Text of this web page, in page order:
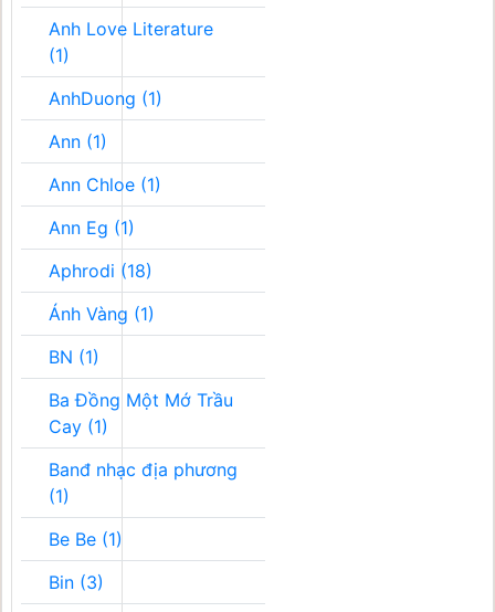
Anh Love Literature
(1)
AnhDuong (1)
Ann (1)
Ann Chloe (1)
Ann Eg (1)
Aphrodi (18)
Ánh Vàng (1)
BN (1)
Ba Đồng Một Mớ Trầu
Cay (1)
Banđ nhạc địa phương
(1)
Be Be (1)
Bin (3)